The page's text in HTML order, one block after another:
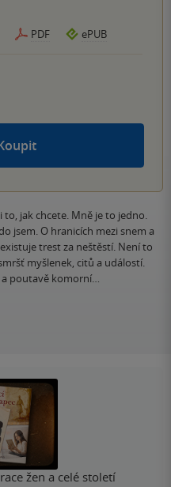
PDF ePUB
to, jak chcete. Mně je to jedno.
jsem. O hranicích mezi snem a
trest za neštěstí. Není to
myšlenek, citů a událostí.
poutavě komorní…
žen a celé století